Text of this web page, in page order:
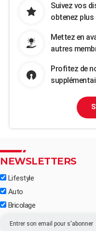
Suivez vos
obtenez plus
Mettez en
autres
Profitez de
NEWSLETTERS
Lifestyle
Auto
Bricolage